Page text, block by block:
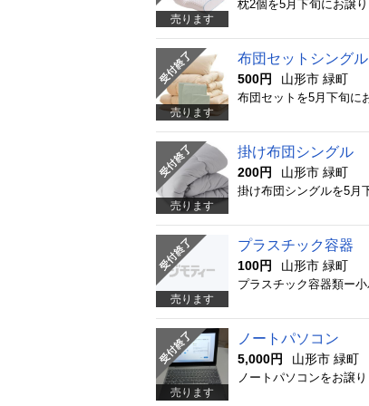
売ります
売ります
布団セットシングル
500円 山形市 緑町
売ります
掛け布団シングル
200円 山形市 緑町
売ります
プラスチック容器
100円 山形市 緑町
売ります
ノートパソコン
5,000円 山形市 緑町